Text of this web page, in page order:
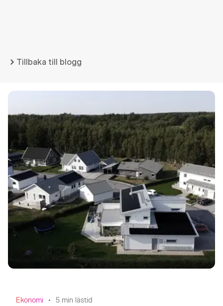
Tillbaka till blogg
Ekonomi 5 min lästid